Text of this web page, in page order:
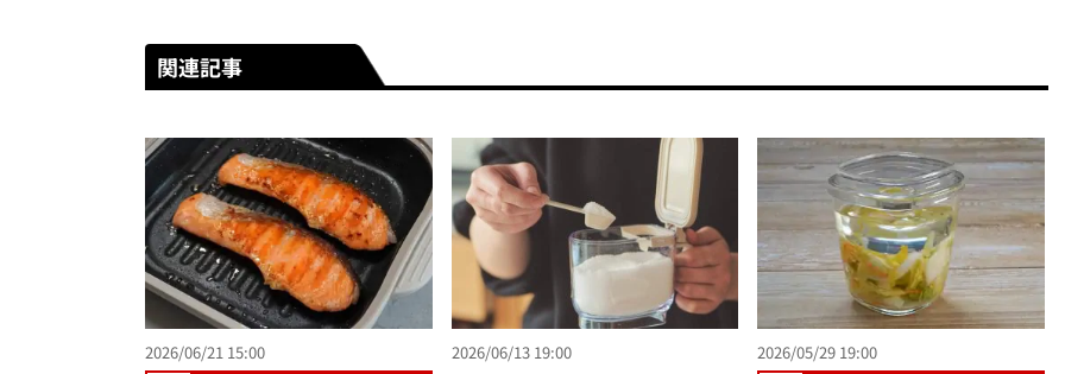
関連記事
2026/06/21 15:00 2026/06/13 19:00 2026/05/29 19:00